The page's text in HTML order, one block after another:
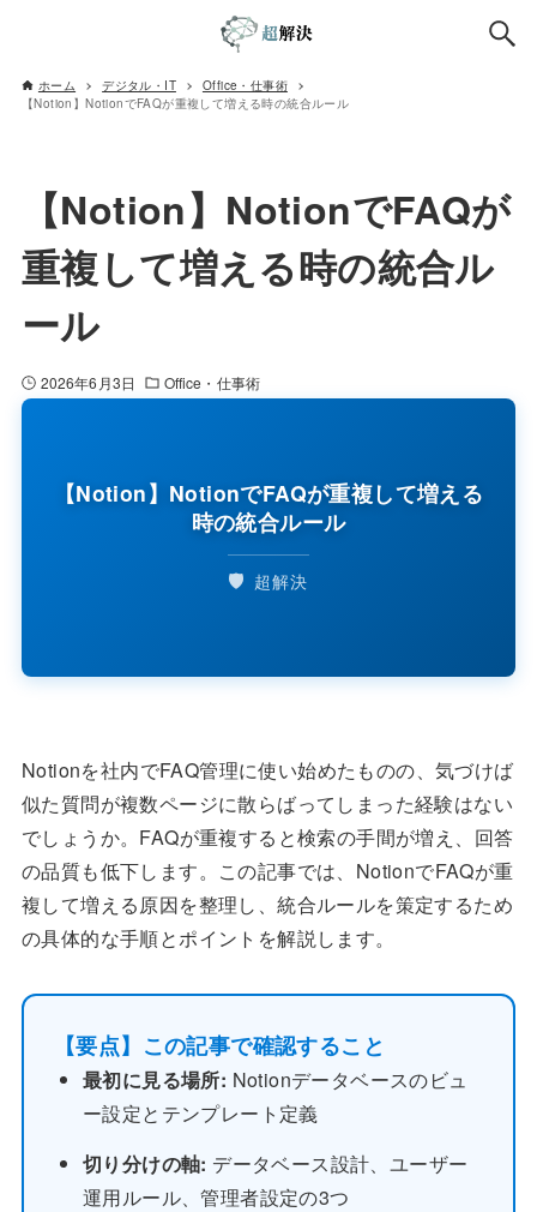
ホーム デジタル・IT
Office・仕事術
【Notion】NotionでFAQが重複して増える時の統合ルール
【Notion】NotionでFAQが
重複して増える時の統合ル
ール
2026年6月3日 Office・仕事術
【Notion】NotionでFAQが重複して増える
時の統合ルール
🛡️ 超解決
Notionを社内でFAQ管理に使い始めたものの、気づけば
似た質問が複数ページに散らばってしまった経験はない
でしょうか。FAQが重複すると検索の手間が増え、回答
の品質も低下します。この記事では、NotionでFAQが重
複して増える原因を整理し、統合ルールを策定するため
の具体的な手順とポイントを解説します。
【要点】この記事で確認すること
最初に見る場所: Notionデータベースのビュ
ー設定とテンプレート定義
切り分けの軸: データベース設計、ユーザー
運用ルール、管理者設定の3つ